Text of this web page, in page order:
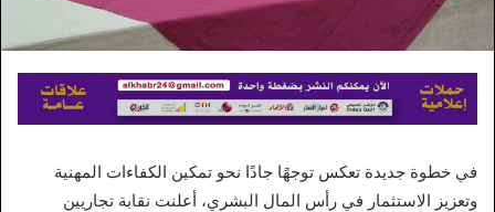
في خطوة جديدة تعكس توجهًا جادًا نحو تمكين الكفاءات المهنية
وتعزيز الاستثمار في رأس المال البشري، أعلنت نقابة تجاريين